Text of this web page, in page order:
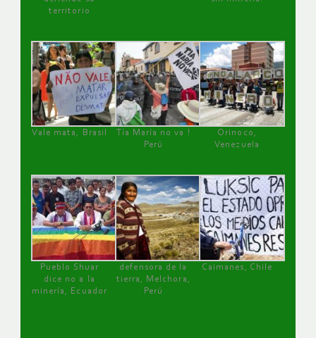
territorio
Vale mata, Brasil
Tía María no va !
Perú
Orinoco,
Venezuela
Pueblo Shuar
dice no a la
minería, Ecuador
defensora de la
tierra, Melchora,
Perú
Caimanes, Chile